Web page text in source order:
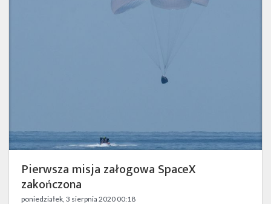
Pierwsza misja załogowa SpaceX
zakończona
poniedziałek, 3 sierpnia 2020 00:18